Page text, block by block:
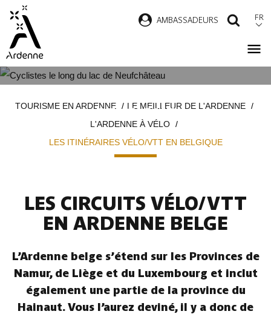
contenu
principal
AMBASSADEURS FR
BELGIQUE
d'ArianeTOURISME EN ARDENNE
LE MEILLEUR DE L'ARDENNE
L'ARDENNE À VÉLO
LES ITINÉRAIRES VÉLO/VTT EN BELGIQUE
LES CIRCUITS VÉLO/VTT
EN ARDENNE BELGE
L’Ardenne belge s’étend sur les Provinces de
Namur, de Liège et du Luxembourg et inclut
également une partie de la province du
Hainaut. Vous l’aurez deviné, il y a donc de